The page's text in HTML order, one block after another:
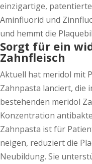
einzigartige,
Aminfluorid und
und hemmt die
Sorgt für ein
Zahnfleisch
Aktuell hat meridol mit
Zahnpasta lanciert, die
bestehenden meridol
Konzentration
Zahnpasta ist für
neigen, reduziert die
Neubildung. Sie